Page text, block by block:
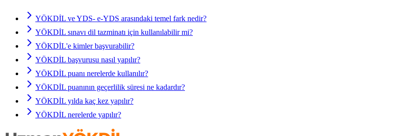
YÖKDİL ve YDS- e-YDS arasındaki temel fark nedir?
YÖKDİL sınavı dil tazminatı için kullanılabilir mi?
YÖKDİL'e kimler başvurabilir?
YÖKDİL başvurusu nasıl yapılır?
YÖKDİL puanı nerelerde kullanılır?
YÖKDİL puanının geçerlilik süresi ne kadardır?
YÖKDİL yılda kaç kez yapılır?
YÖKDİL nerelerde yapılır?